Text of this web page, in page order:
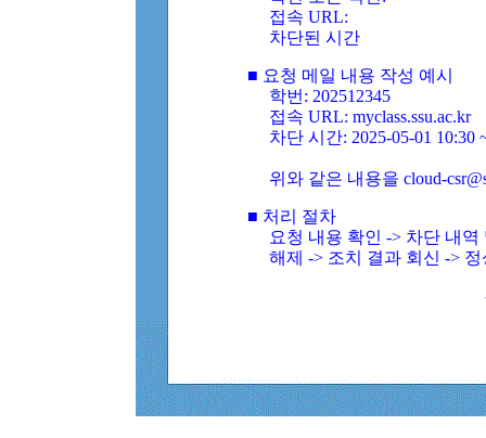
접속 URL:
차단된 시간
■ 요청 메일 내용 작성 예시
학번: 202512345
접속 URL: myclass.ssu.ac.kr
차단 시간: 2025-05-01 10:30
위와 같은 내용을 cloud-
■ 처리 절차
요청 내용 확인 -> 차단 내
해제 -> 조치 결과 회신 ->